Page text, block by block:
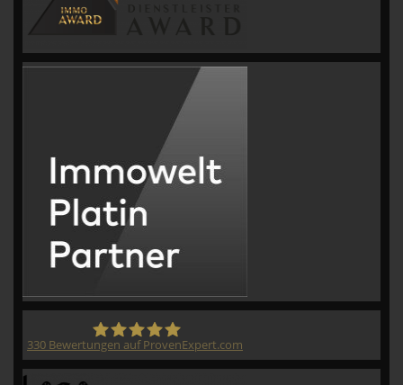
330 Bewertungen auf ProvenExpert.com